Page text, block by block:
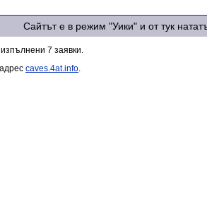
Сайтът е в режим "Уики" и от тук
7 заявки.
caves.4at.info.